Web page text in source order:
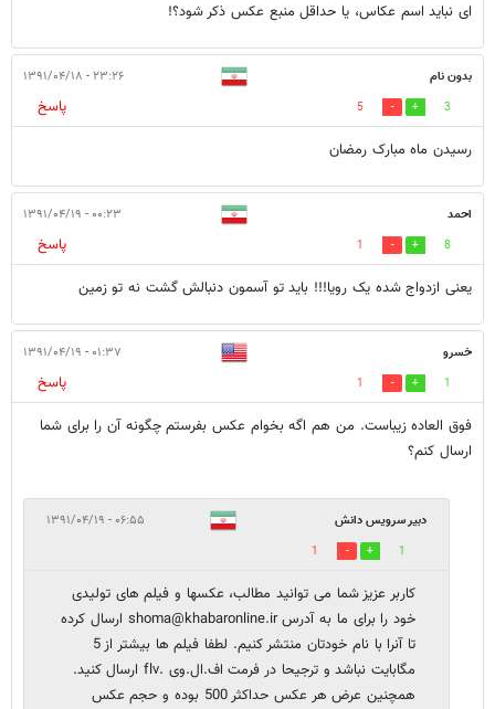
ای نباید اسم عکاس، یا حداقل منبع عکس ذکر شود؟!
بدون نام ۲۳:۲۶ - ۱۳۹۱/۰۴/۱۸
3
5
پاسخ
رسیدن ماه مبارک رمضان
احمد ۰۰:۲۳ - ۱۳۹۱/۰۴/۱۹
8
1
پاسخ
یعنی ازدواج شده یک رویا!!! باید تو آسمون دنبالش گشت نه تو زمین
خسرو ۰۱:۳۷ - ۱۳۹۱/۰۴/۱۹
1
1
پاسخ
فوق العاده زیباست. من هم اگه بخوام عکس بفرستم چگونه آن را برای شما
ارسال کنم؟
دبیر سرویس دانش ۰۶:۵۵ - ۱۳۹۱/۰۴/۱۹
1
1
کاربر عزیز شما می توانید مطالب، عکسها و فیلم های تولیدی
خود را برای ما به آدرس shoma@khabaronline.ir ارسال کرده
تا آنرا با نام خودتان منتشر کنیم. لطفا فیلم ها بیشتر از 5
مگابایت نباشد و ترجیحا در فرمت اف.ال.وی .flv ارسال کنید.
همچنین عرض هر عکس حداکثر 500 بوده و حجم عکس